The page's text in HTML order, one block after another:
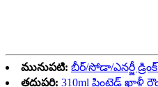
మునుపటి: బీర్/సోడా/ఎనర్జీ
తదుపరి: 310ml ప్రింటెడ్ ఖాళీ